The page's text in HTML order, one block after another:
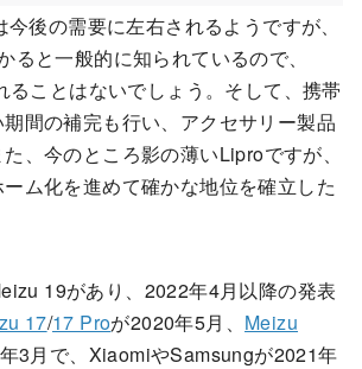
後の需要に左右されるようですが、
ると一般的に知られているので、
ることはないでしょう。そして、携帯
間の補完も行い、アクセサリー製品
、今のところ影の薄いLiproですが、
ム化を進めて確かな地位を確立した
19があり、2022年4月以降の発表
17/17 Proが2020年5月、 Meizu
3月で、XiaomiやSamsungが2021年